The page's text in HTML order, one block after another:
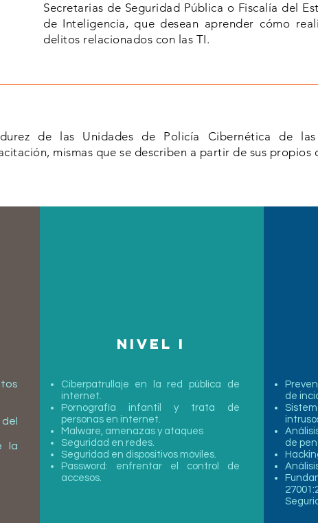
Secretarias de Seguridad Pública o Fiscalía del
de Inteligencia, que desean aprender cómo
delitos relacionados con las TI.
de las Unidades de Policía Cibernética de las
mismas que se describen a partir de sus propios
la
nivel i
Ciberpatrullaje en la red pública de
internet.
Pornografía infantil y trata de
personas en internet.
Malware, amenazas y ataques
Seguridad en redes.
Seguridad en dispositivos móviles.
Password: enfrentar el control de
accesos.
de
de